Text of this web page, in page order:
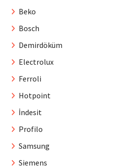
Beko
Bosch
Demirdöküm
Electrolux
Ferroli
Hotpoint
İndesit
Profilo
Samsung
Siemens